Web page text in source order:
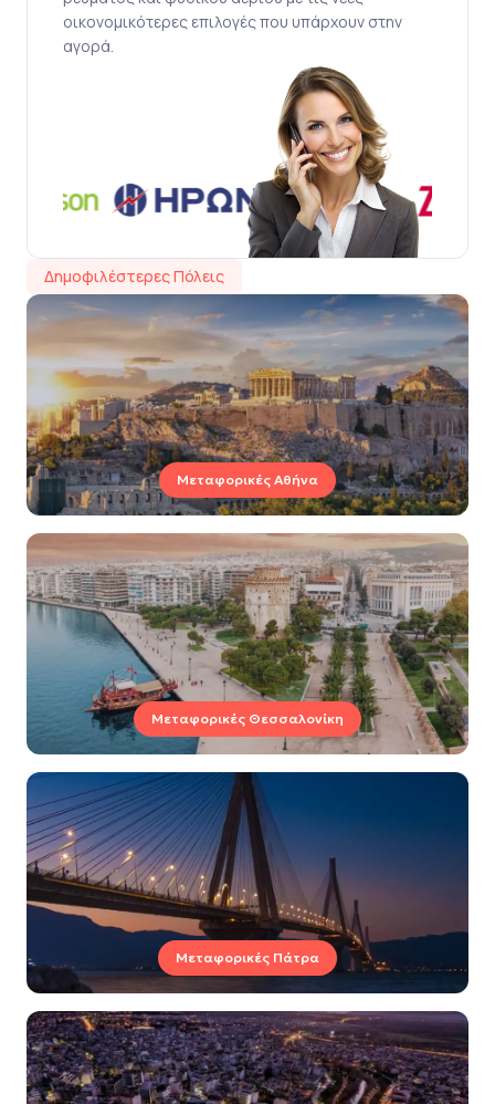
οικονομικότερες επιλογές που υπάρχουν στην
αγορά.
Δημοφιλέστερες Πόλεις
Μεταφορικές Αθήνα
Μεταφορικές Θεσσαλονίκη
Μεταφορικές Πάτρα